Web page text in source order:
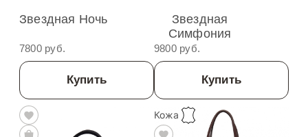
Звездная Ночь
7800 руб.
Купить
Звездная
Симфония
9800 руб.
Купить
Кожа